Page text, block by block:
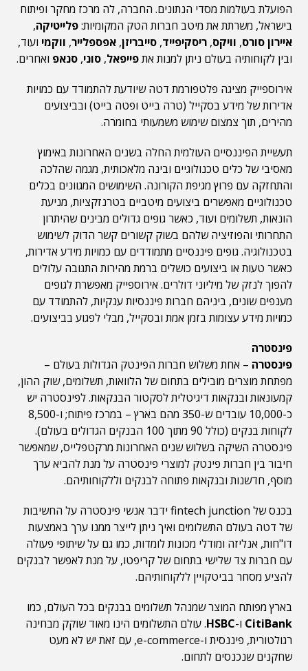
הפועלת בעולמות מסדי הנתונים. החברה, לה מרכז מחקר ופיתוח
בישראל, משרתת את מיטב חברות הטק המקומיות:פלייטיקה,
איירון סורס, וויקס, ריסקיפייד, סייבריזן, אפספלייר, ווקמי ועוד,
ובין לקוחותיה בעולם ניתן למנות אתפייפאל, סוני, סנאפ ואחרים.
אירוספייק מציגה פלטפורמת דטה שיודעת להתמודד עם כמויות
אדירות של מידע בסקייל (טרה בייט ופטה בייט) ובביצועים
מהירים, תוך צמצום שימוש משמעותי בחומרה.
תעשיית הפיננסיים העולמית החלה בשנים האחרונות באימוץ
מאסיבי של כלים טכנולוגיים ובינה מלאכותית, מגמה שהלכה
והתחזקה עם פרוץ מגיפת הקורונה. השימושים המגוונים בכלים
טכנולוגיים מאפשרים ביצועים מיטביים בטרנזקציות, מניעת
הונאות, תשלומים ועוד, כאשר גופים גדולים מבינים שהיתרון
התחרותי והפוזיציה שלהם בשוק קשורים קשר הדוק לשימוש
בטכנולוגיה. גופים פיננסיים מתמודדים עם כמויות מידע אדירות,
כאשר טעות או ביצועים כושלים ברמת מהירות התגובה עלולים
להפוך לנזק של מיליוני דולרים. אירוספייק מאפשרת לגופים
מענפים שונים, ביניהם חברות פיננסיות ענקיות, להתמודד עם
כמויות מידע עצומות בזמן אמת ובסקייל, מבלי לפגוע בביצועים.
פינסטרה
פינסטרה – אחת משלוש חברות הפינטק הגדולות בעולם –
מפתחת מוצרים מובילים בתחום של הלוואות, תשלומים, שוק ההון,
קמעונאות ובנקאות דיגיטלית לסקטור הבנקאות. לפינסטרה יש
כ-10,000 עובדים ש-350 מהם בארץ – במרכז פיתוח; ו-8,500
לקוחות בנקים (כולל 90 מתוך 100 הבנקים הגדולים בעולם).
פינסטרה השיקה בשלוש שנים האחרונות מרקטפלייס, שמאפשר
חיבור בין חברות פינטק למוצרי פינסטרה על מנת להביא ערך
מוסף, חדשנות ובנקאות פתוחה לבנקים וללקוחותיהם.
בכנס של fintech junction ידבר אנשי פינסטרה על החשיבות
של דטה בעולם התשלומים ואיך ניתן לייצר ממנו ערך באמצעות
דו"חות, אנליזה ומודלי מכונות לומדות, כמו גם על שיתופי פעולה
עם חברות צד שלישי בתחום של קריפטו, על מנת לאפשר לבנקים
להציע מסחר בביטקויין ללקוחותיהם.
בארץ מפותח המוצר שמנהל תשלומים בבנקים בכל העולם, כמו
CitiBank ו-HSBC. עולם התשלומים הינו מאוד שוקק מבחינה
רגולטורית, פיננסית ו-e-commerce, עם זאת יש לא מעט
שחקנים שנכנסים לתחום.